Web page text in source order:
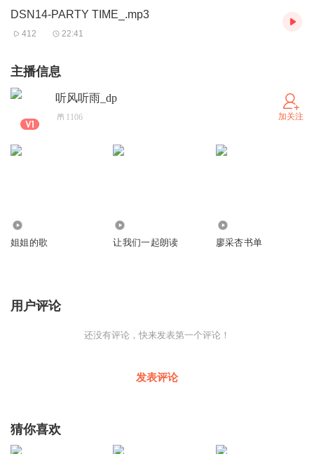
DSN14-PARTY TIME_.mp3
412 22:41
主播信息
听风听雨_dp
1106 加关注
姐姐的歌 让我们一起朗读 廖采杏书单
用户评论
还没有评论，快来发表第一个评论！
发表评论
猜你喜欢